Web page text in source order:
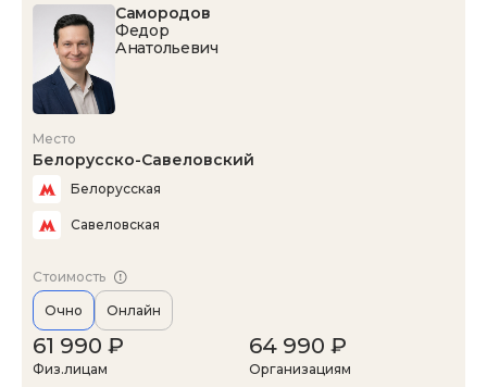
Самородов
Федор
Анатольевич
Место
Белорусско-Савеловский
Белорусская
Савеловская
Стоимость
Очно Онлайн
61 990 ₽
Физ.лицам
64 990 ₽
Организациям